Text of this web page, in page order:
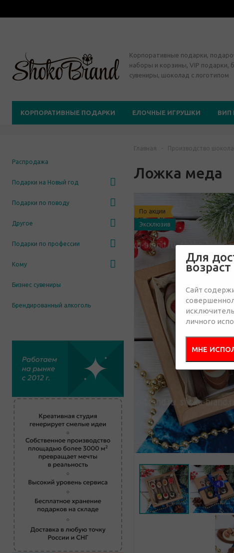
Корпоративные подарки,
наборы и корзины, VIP подарки,
сувениры, шоколад с логотипом
КОРПОРАТИВНЫЕ ПОДАРКИ ЕЛОЧНЫЕ ИГРУШКИ ВИП
Распродажа
Подарки на Новый год
Подарки по поводу
Другое
Подарки по профессии
Кому
Бизнес сувениры
Брендированный алкоголь
Главная - Производство
Ложка меда
По акции
Эксклюзив
Для
возраст
Сайт
личного
МНЕ